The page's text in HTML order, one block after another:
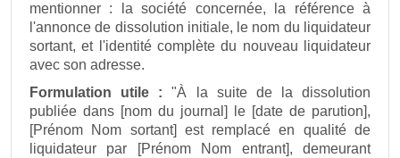
mentionner : la société concernée, la référence à
l'annonce de dissolution initiale, le nom du liquidateur
sortant, et l'identité complète du nouveau liquidateur
avec son adresse.
Formulation utile : "À la suite de la dissolution
publiée dans [nom du journal] le [date de parution],
[Prénom Nom sortant] est remplacé en qualité de
liquidateur par [Prénom Nom entrant], demeurant